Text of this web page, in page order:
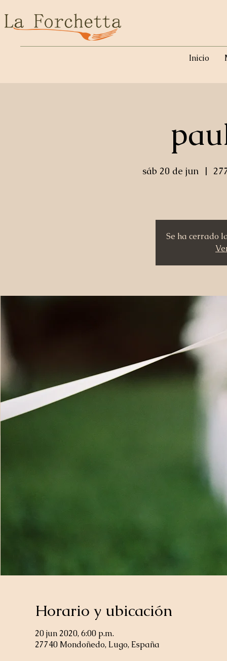
Inicio
sáb 20 de jun
  |
Se ha cerrado
Horario y ubicación
20 jun 2020, 6:00 p.m.
27740 Mondoñedo, Lugo, España